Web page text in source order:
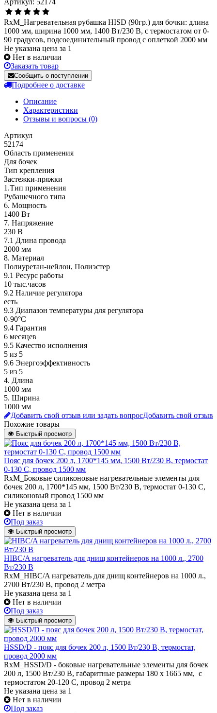
RxM_Нагревательная рубашка HISD (90гр.) для бочки: длина
1000 мм, ширина 1000 мм, 1400 Вт/230 В, с термостатом от 0-
90 градусов, подсоединительный провод с оплеткой 2000 мм
Не указана цена за 1
Нет в наличии
Заказать товар
Сообщить о поступлении
Подробнее о доставке
Описание
Характеристики
Отзывы и вопросы (0)
Артикул
52174
Область применения
Для бочек
Тип крепления
Застежки-пряжки
1.Тип применения
Рубашечного типа
6. Мощность
1400 Вт
7. Напряжение
230 В
7.1 Длина провода
2000 мм
8. Материал
Полиуретан-нейлон, Полиэстер
9.1 Ресурс работы
10 тыс.часов
9.2 Наличие регулятора
есть
9.3 Диапазон температуры для регулятора
0-90°C
9.4 Гарантия
6 месяцев
9.5 Качество исполнения
5 из 5
9.6 Энергоэффективность
5 из 5
4. Длина
1000 мм
5. Ширина
1000 мм
Добавить свой отзыв или задать вопросДобавить свой отзыв
Похожие товары
Быстрый просмотр
Пояс для бочек 200 л, 1700*145 мм, 1500 Вт/230 В, термостат
0-130 С, провод 1500 мм
RxM_Боковые силиконовые нагревательные элементы для
бочек 200 л, 1700*145 мм, 1500 Вт/230 В, термостат 0-130 С,
силиконовый провод 1500 мм
Не указана цена за 1
Нет в наличии
Под заказ
Быстрый просмотр
HIBC/A нагреватель для днищ контейнеров на 1000 л., 2700
Вт/230 В
RxM_HIBC/A нагреватель для днищ контейнеров на 1000 л.,
2700 Вт/230 В, провод 2 метра
Не указана цена за 1
Нет в наличии
Под заказ
Быстрый просмотр
HSSD/D - пояс для бочек 200 л, 1500 Вт/230 В, термостат,
провод 2000 мм
RxM_HSSD/D - боковые нагревательные элементы для бочек
200 л, 1500 Вт/230 В, габаритные размеры 180 х 1665 мм, с
термостатом 20-120 С, провод 2 метра
Не указана цена за 1
Нет в наличии
Под заказ